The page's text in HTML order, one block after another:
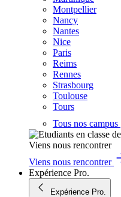
Montpellier
Nancy
Nantes
Nice
Paris
Reims
Rennes
Strasbourg
Toulouse
Tours
Tous nos campus
Viens nous rencontrer
Viens nous rencontrer
Expérience Pro.
Expérience Pro.